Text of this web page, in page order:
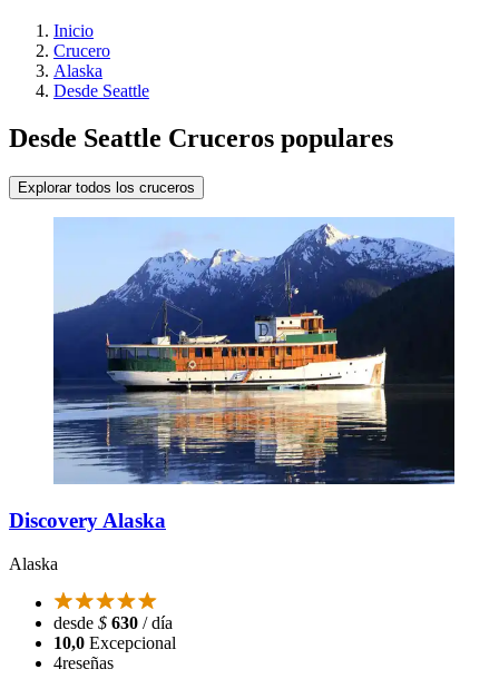
Inicio
Crucero
Alaska
Desde Seattle
Desde Seattle Cruceros populares
Explorar todos los cruceros
Discovery Alaska
Alaska
desde $ 630 / día
10,0 Excepcional
4reseñas